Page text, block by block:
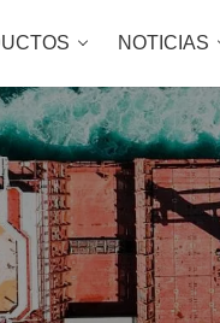
NOTICIAS